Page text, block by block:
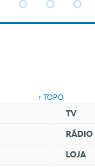
↑ TOPO
TV
RÁDIO
LOJA